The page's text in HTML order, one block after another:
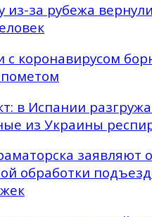
из-за рубежа
коронавирусом
в Испании
из Украины
заявляют
обработки